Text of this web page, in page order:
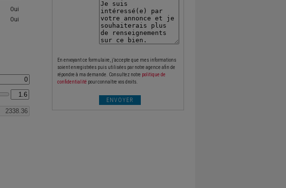
Oui
Oui
En envoyant ce formulaire, j’accepte que mes informations
soient enregistrées puis utilisées par notre agence afin de
répondre à ma demande. Consultez notre politique de
confidentialité pour connaître vos droits.